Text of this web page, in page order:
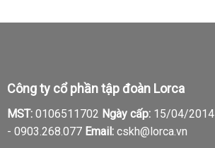
Công ty cổ phần tập đoàn Lorca
MST:0106511702 Ngày cấp:15/04/2014
- 0903.268.077 Email:cskh@lorca.vn